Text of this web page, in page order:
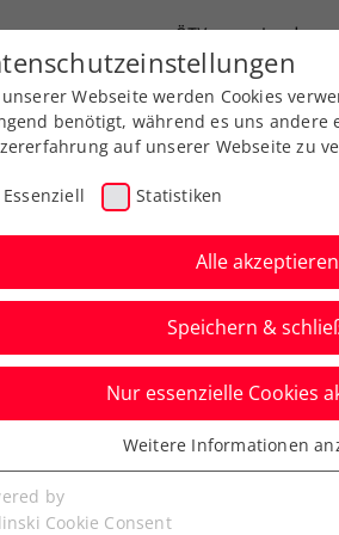
ÖTV
Ausbildung Services
Aktuelle
Webseite werden Cookies
benötigt, während es uns andere
auf unserer Webseite zu
Essenziell Statistiken
Alle akzeptieren
Speichern &
Nur essenzielle Cookies
Cookies werden für
benötigt. Dadurch ist
Weitere Informationen
by
Cookie Consent